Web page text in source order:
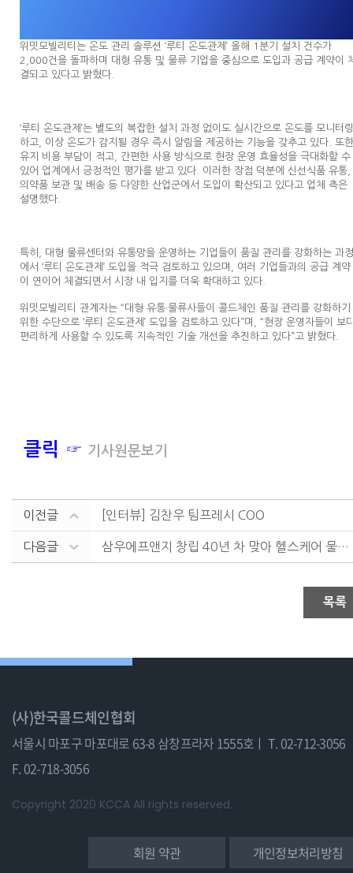
위밋모빌리티는 온도 관리 솔루션 ‘루티 온도관제’ 올해 1분기 설치 건수가
2,000건을 돌파하며 대형 유통 및 물류 기업을 중심으로 도입과 공급 계약이
결되고 있다고 밝혔다.
‘루티 온도관제’는 별도의 복잡한 설치 과정 없이도 실시간으로 온도를 모니터링
하고, 이상 온도가 감지될 경우 즉시 알림을 제공하는 기능을 갖추고 있다. 또한
유지 비용 부담이 적고, 간편한 사용 방식으로 현장 운영 효율성을 극대화할 수
있어 업계에서 긍정적인 평가를 받고 있다. 이러한 장점 덕분에 신선식품 유통,
의약품 보관 및 배송 등 다양한 산업군에서 도입이 확산되고 있다고 업체 측은
설명했다.
특히, 대형 물류센터와 유통망을 운영하는 기업들이 품질 관리를 강화하는 과정
에서 ‘루티 온도관제’ 도입을 적극 검토하고 있으며, 여러 기업들과의 공급 계약
이 연이어 체결되면서 시장 내 입지를 더욱 확대하고 있다.
위밋모빌리티 관계자는 “대형 유통·물류사들이 콜드체인 품질 관리를 강화하기
위한 수단으로 ‘루티 온도관제’ 도입을 검토하고 있다”며, “현장 운영자들이 보
편리하게 사용할 수 있도록 지속적인 기술 개선을 추진하고 있다”고 밝혔다.
클릭 ☞ 기사원문보기
이전글 [인터뷰] 김찬우 팀프레시 COO
다음글 삼우에프앤지 창립 40년 차 맞아 헬스케어 물류 시장 ....
목록
(사)한국콜드체인협회
서울시 마포구 마포대로 63-8 삼창프라자 1555호ㅣ T. 02-712-3056
F. 02-718-3056
Copyright 2020 KCCA All rights reserved.
회원 약관 개인정보처리방침